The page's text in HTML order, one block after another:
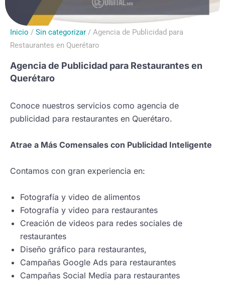
Inicio / Sin categorizar / Agencia de Publicidad para
Restaurantes en Querétaro
Agencia de Publicidad para Restaurantes en
Querétaro
Conoce nuestros servicios como agencia de
publicidad para restaurantes en Querétaro.
Atrae a Más Comensales con Publicidad Inteligente
Contamos con gran experiencia en:
Fotografía y video de alimentos
Fotografía y video para restaurantes
Creación de videos para redes sociales de
restaurantes
Diseño gráfico para restaurantes,
Campañas Google Ads para restaurantes
Campañas Social Media para restaurantes